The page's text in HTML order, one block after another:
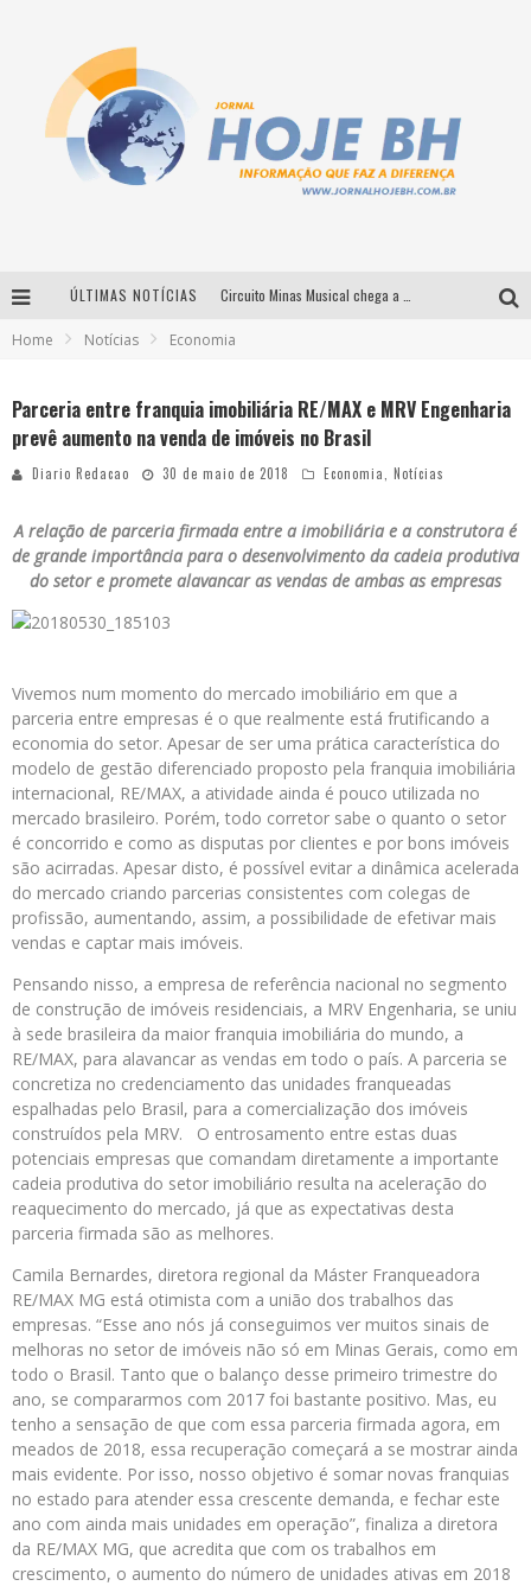
ÚLTIMAS NOTÍCIAS
Home Notícias Economia
Parceria entre franquia imobiliária RE/MAX e MRV Engenharia
prevê aumento na venda de imóveis no Brasil
Diario Redacao 30 de maio de 2018 Economia Notícias
A relação de parceria firmada entre a imobiliária e a construtora é
de grande importância para o desenvolvimento da cadeia produtiva
do setor e promete alavancar as vendas de ambas as empresas
Vivemos num momento do mercado imobiliário em que a
parceria entre empresas é o que realmente está frutificando a
economia do setor. Apesar de ser uma prática característica do
modelo de gestão diferenciado proposto pela franquia imobiliária
internacional, RE/MAX, a atividade ainda é pouco utilizada no
mercado brasileiro. Porém, todo corretor sabe o quanto o setor
é concorrido e como as disputas por clientes e por bons imóveis
são acirradas. Apesar disto, é possível evitar a dinâmica acelerada
do mercado criando parcerias consistentes com colegas de
profissão, aumentando, assim, a possibilidade de efetivar mais
vendas e captar mais imóveis.
Pensando nisso, a empresa de referência nacional no segmento
de construção de imóveis residenciais, a MRV Engenharia, se uniu
à sede brasileira da maior franquia imobiliária do mundo, a
RE/MAX, para alavancar as vendas em todo o país. A parceria se
concretiza no credenciamento das unidades franqueadas
espalhadas pelo Brasil, para a comercialização dos imóveis
construídos pela MRV. O entrosamento entre estas duas
potenciais empresas que comandam diretamente a importante
cadeia produtiva do setor imobiliário resulta na aceleração do
reaquecimento do mercado, já que as expectativas desta
parceria firmada são as melhores.
Camila Bernardes, diretora regional da Máster Franqueadora
RE/MAX MG está otimista com a união dos trabalhos das
empresas. “Esse ano nós já conseguimos ver muitos sinais de
melhoras no setor de imóveis não só em Minas Gerais, como em
todo o Brasil. Tanto que o balanço desse primeiro trimestre do
ano, se compararmos com 2017 foi bastante positivo. Mas, eu
tenho a sensação de que com essa parceria firmada agora, em
meados de 2018, essa recuperação começará a se mostrar ainda
mais evidente. Por isso, nosso objetivo é somar novas franquias
no estado para atender essa crescente demanda, e fechar este
ano com ainda mais unidades em operação”, finaliza a diretora
da RE/MAX MG, que acredita que com os trabalhos em
crescimento, o aumento do número de unidades ativas em 2018